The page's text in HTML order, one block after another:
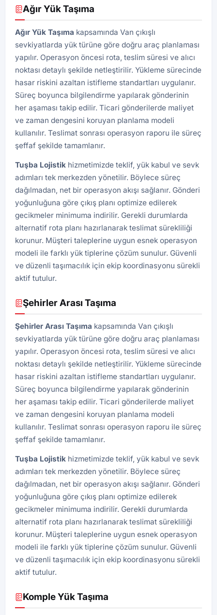
Ağır Yük Taşıma
Ağır Yük Taşıma kapsamında Van çıkışlı
sevkiyatlarda yük türüne göre doğru araç planlaması
yapılır. Operasyon öncesi rota, teslim süresi ve alıcı
noktası detaylı şekilde netleştirilir. Yükleme sürecinde
hasar riskini azaltan istifleme standartları uygulanır.
Süreç boyunca bilgilendirme yapılarak gönderinin
her aşaması takip edilir. Ticari gönderilerde maliyet
ve zaman dengesini koruyan planlama modeli
kullanılır. Teslimat sonrası operasyon raporu ile süreç
şeffaf şekilde tamamlanır.
Tuşba Lojistik hizmetimizde teklif, yük kabul ve sevk
adımları tek merkezden yönetilir. Böylece süreç
dağılmadan, net bir operasyon akışı sağlanır. Gönderi
yoğunluğuna göre çıkış planı optimize edilerek
gecikmeler minimuma indirilir. Gerekli durumlarda
alternatif rota planı hazırlanarak teslimat sürekliliği
korunur. Müşteri taleplerine uygun esnek operasyon
modeli ile farklı yük tiplerine çözüm sunulur. Güvenli
ve düzenli taşımacılık için ekip koordinasyonu sürekli
aktif tutulur.
Şehirler Arası Taşıma
Şehirler Arası Taşıma kapsamında Van çıkışlı
sevkiyatlarda yük türüne göre doğru araç planlaması
yapılır. Operasyon öncesi rota, teslim süresi ve alıcı
noktası detaylı şekilde netleştirilir. Yükleme sürecinde
hasar riskini azaltan istifleme standartları uygulanır.
Süreç boyunca bilgilendirme yapılarak gönderinin
her aşaması takip edilir. Ticari gönderilerde maliyet
ve zaman dengesini koruyan planlama modeli
kullanılır. Teslimat sonrası operasyon raporu ile süreç
şeffaf şekilde tamamlanır.
Tuşba Lojistik hizmetimizde teklif, yük kabul ve sevk
adımları tek merkezden yönetilir. Böylece süreç
dağılmadan, net bir operasyon akışı sağlanır. Gönderi
yoğunluğuna göre çıkış planı optimize edilerek
gecikmeler minimuma indirilir. Gerekli durumlarda
alternatif rota planı hazırlanarak teslimat sürekliliği
korunur. Müşteri taleplerine uygun esnek operasyon
modeli ile farklı yük tiplerine çözüm sunulur. Güvenli
ve düzenli taşımacılık için ekip koordinasyonu sürekli
aktif tutulur.
Komple Yük Taşıma